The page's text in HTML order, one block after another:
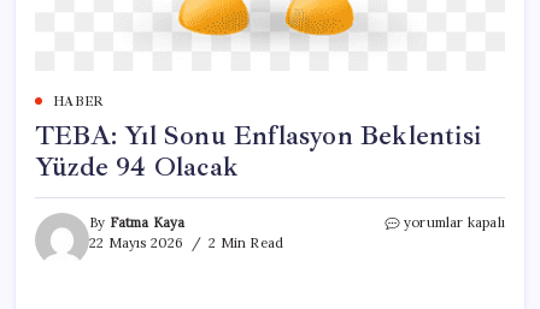
HABER
TEBA: Yıl Sonu Enflasyon Beklentisi
Yüzde 94 Olacak
By Fatma Kaya
22 Mayıs 2026
2 Min Read
TEBA:
yorumlar kapalı